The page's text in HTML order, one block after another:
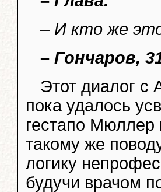
– И кто же
– Гончаров,
Этот диалог с
пока удалось
гестапо Мюллер
такому же
логику
будучи врачом